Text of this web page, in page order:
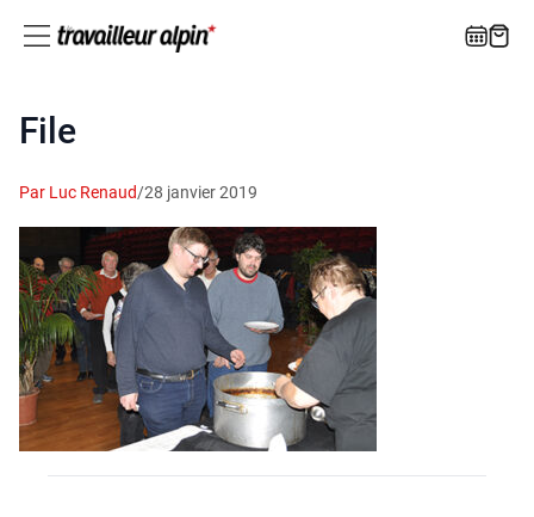
File
Par Luc Renaud/28 janvier 2019